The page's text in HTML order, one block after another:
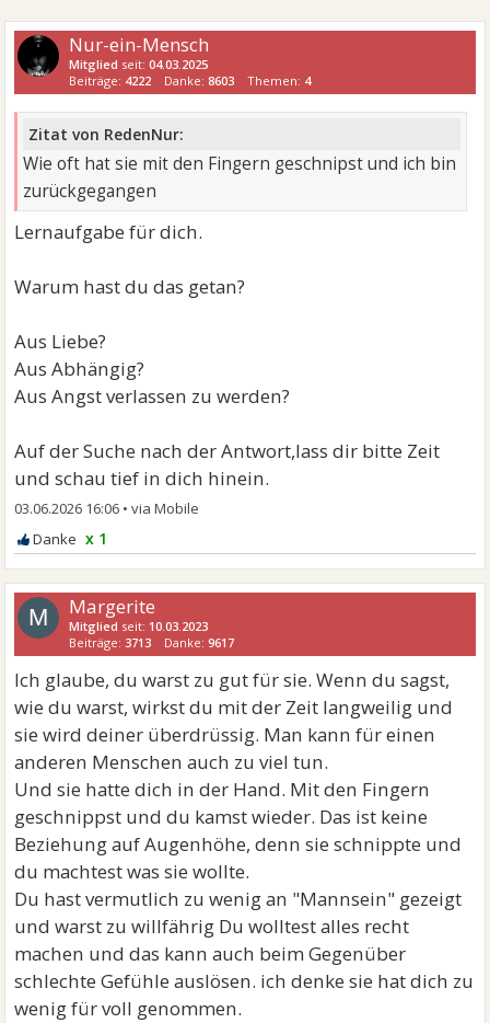
Nur-ein-Mensch
Mitglied seit:04.03.2025
Beiträge: 4222 Danke:8603 Themen: 4
Zitat von RedenNur:
Wie oft hat sie mit den Fingern geschnipst und ich bin
zurückgegangen
Lernaufgabe für dich.
Warum hast du das getan?
Aus Liebe?
Aus Abhängig?
Aus Angst verlassen zu werden?
Auf der Suche nach der Antwort,lass dir bitte Zeit
und schau tief in dich hinein.
03.06.2026 16:06 •
x 1
M Margerite
Mitglied seit: 10.03.2023
Beiträge:3713 Danke:9617
Ich glaube, du warst zu gut für sie. Wenn du sagst,
wie du warst, wirkst du mit der Zeit langweilig und
sie wird deiner überdrüssig. Man kann für einen
anderen Menschen auch zu viel tun.
Und sie hatte dich in der Hand. Mit den Fingern
geschnippst und du kamst wieder. Das ist keine
Beziehung auf Augenhöhe, denn sie schnippte und
du machtest was sie wollte.
Du hast vermutlich zu wenig an "Mannsein" gezeigt
und warst zu willfährig Du wolltest alles recht
machen und das kann auch beim Gegenüber
schlechte Gefühle auslösen. ich denke sie hat dich zu
wenig für voll genommen.